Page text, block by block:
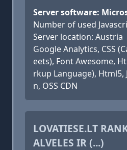
Server software:
Number of used
Server location: Austria
Google Analytics, CSS
eets), Font Awesome,
rkup Language), Html5,
n, OSS CDN
LOVATIESE.LT
ALVELES IR (...)